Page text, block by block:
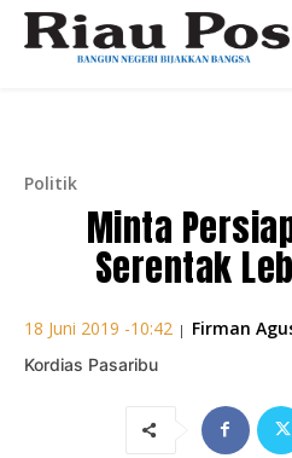
Politik
Minta
Serentak
18 Juni 2019 -10:42 | Firman
Kordias Pasaribu